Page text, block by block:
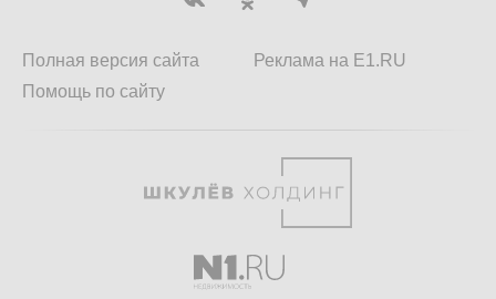
Полная версия сайта
Помощь по сайту
Реклама на E1.RU